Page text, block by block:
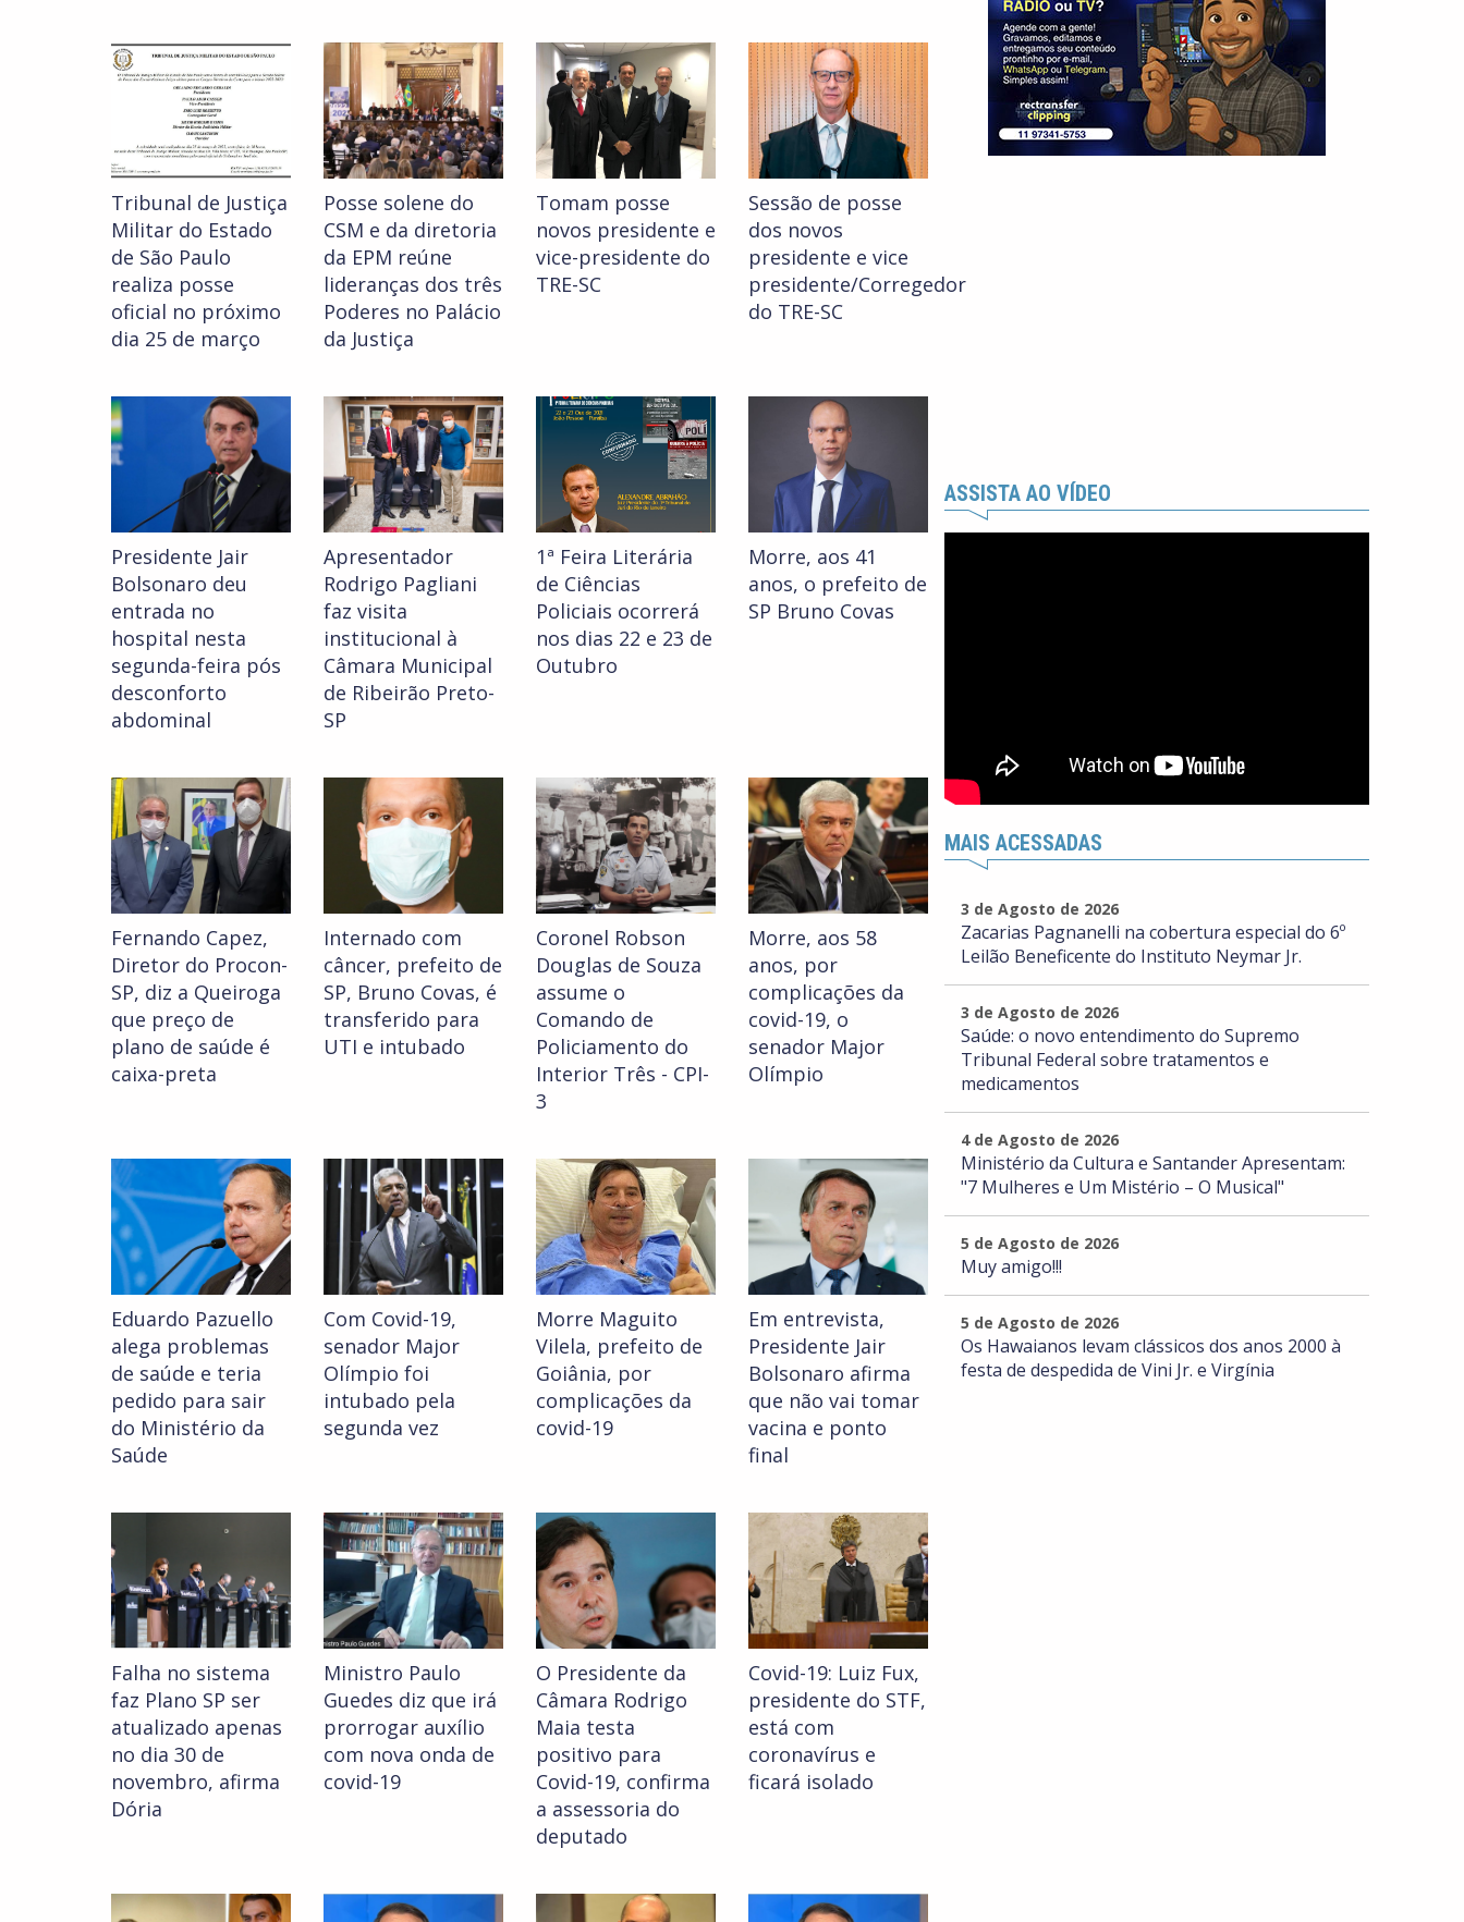
Tribunal de Justiça
Militar do Estado
de São Paulo
realiza posse
oficial no próximo
dia 25 de março
Posse solene do
CSM e da diretoria
da EPM reúne
lideranças dos três
Poderes no Palácio
da Justiça
Tomam posse
novos presidente e
vice-presidente do
TRE-SC
Sessão de posse
dos novos
presidente e vice
presidente/Corregedor
do TRE-SC
Presidente Jair
Bolsonaro deu
entrada no
hospital nesta
segunda-feira pós
desconforto
abdominal
Apresentador
Rodrigo Pagliani
faz visita
institucional à
Câmara Municipal
de Ribeirão Preto-
SP
1ª Feira Literária
de Ciências
Policiais ocorrerá
nos dias 22 e 23 de
Outubro
Morre, aos 41
anos, o prefeito de
SP Bruno Covas
Fernando Capez,
Diretor do Procon-
SP, diz a Queiroga
que preço de
plano de saúde é
caixa-preta
Internado com
câncer, prefeito de
SP, Bruno Covas, é
transferido para
UTI e intubado
Coronel Robson
Douglas de Souza
assume o
Comando de
Policiamento do
Interior Três - CPI-
3
Morre, aos 58
anos, por
complicações da
covid-19, o
senador Major
Olímpio
Eduardo Pazuello
alega problemas
de saúde e teria
pedido para sair
do Ministério da
Saúde
Com Covid-19,
senador Major
Olímpio foi
intubado pela
segunda vez
Morre Maguito
Vilela, prefeito de
Goiânia, por
complicações da
covid-19
Em entrevista,
Presidente Jair
Bolsonaro afirma
que não vai tomar
vacina e ponto
final
Falha no sistema
faz Plano SP ser
atualizado apenas
no dia 30 de
novembro, afirma
Dória
Ministro Paulo
Guedes diz que irá
prorrogar auxílio
com nova onda de
covid-19
O Presidente da
Câmara Rodrigo
Maia testa
positivo para
Covid-19, confirma
a assessoria do
deputado
Covid-19: Luiz Fux,
presidente do STF,
está com
coronavírus e
ficará isolado
ASSISTA AO VÍDEO
MAIS ACESSADAS
3 de Agosto de 2026
Zacarias Pagnanelli na cobertura especial do 6º
Leilão Beneficente do Instituto Neymar Jr.
3 de Agosto de 2026
Saúde: o novo entendimento do Supremo
Tribunal Federal sobre tratamentos e
medicamentos
4 de Agosto de 2026
Ministério da Cultura e Santander Apresentam:
"7 Mulheres e Um Mistério – O Musical"
5 de Agosto de 2026
Muy amigo!!!
5 de Agosto de 2026
Os Hawaianos levam clássicos dos anos 2000 à
festa de despedida de Vini Jr. e Virgínia